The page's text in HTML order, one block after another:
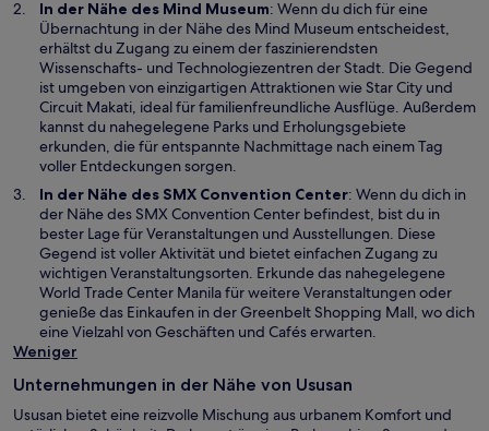
n
e
u
e
n
F
e
n
t
e
r
g
e
ö
f
f
t
In der Nähe des Mind MuseumW
i
r
d
i
n
e
i
e
m
n
e
u
e
n
F
e
s
e
: Wenn du dich für eine
Übernachtung in der Nähe des Mind Museum entscheidest,
erhältst du Zugang zu einem der faszinierendsten
Wissenschafts- und Technologiezentren der Stadt. Die Gegend
ist umgeben von einzigartigen Attraktionen wie Star City und
Circuit Makati, ideal für familienfreundliche Ausflüge. Außerdem
kannst du nahegelegene Parks und Erholungsgebiete
erkunden, die für entspannte Nachmittage nach einem Tag
voller Entdeckungen sorgen.
In der Nähe des SMX Convention CenterW
i
r
d
i
n
e
i
m
n
: Wenn du dich in
der Nähe des SMX Convention Center befindest, bist du in
bester Lage für Veranstaltungen und Ausstellungen. Diese
Gegend ist voller Aktivität und bietet einfachen Zugang zu
wichtigen Veranstaltungsorten. Erkunde das nahegelegene
World Trade Center Manila für weitere Veranstaltungen oder
genieße das Einkaufen in der Greenbelt Shopping Mall, wo dich
eine Vielzahl von Geschäften und Cafés erwarten.
Weniger
Unternehmungen in der Nähe von Ususan
Ususan bietet eine reizvolle Mischung aus urbanem Komfort und